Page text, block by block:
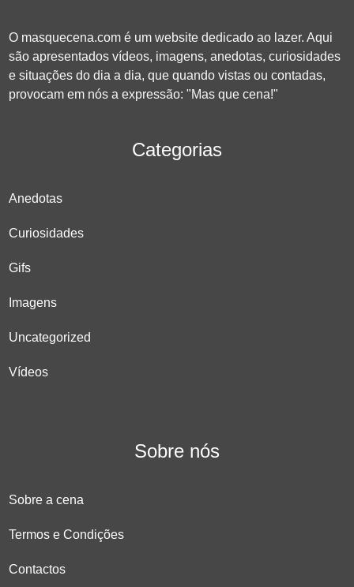
O masquecena.com é um website dedicado ao lazer. Aqui
são apresentados vídeos, imagens, anedotas, curiosidades
e situações do dia a dia, que quando vistas ou contadas,
provocam em nós a expressão: "Mas que cena!"
Categorias
Anedotas
Curiosidades
Gifs
Imagens
Uncategorized
Vídeos
Sobre nós
Sobre a cena
Termos e Condições
Contactos